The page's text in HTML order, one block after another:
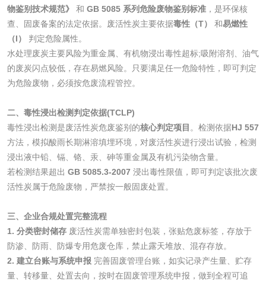
物鉴别技术规范》
和 GB 5085 系列危险废物鉴别标准 ，是环保核
查、固废备案的法定依据。废活性炭主要依据毒性（T） 和易燃性
（I）
判定危险属性。
水处理废炭主要风险为重金属、有机物浸出毒性超标;吸附溶剂、油气
的废炭闪点较低，存在易燃风险。只要满足任一危险特性，即可判定
为危险废物，必须按危废流程管控。
二、毒性浸出检测判定依据(TCLP)
毒性浸出检测是废活性炭危废鉴别的核心判定项目 。检测依据HJ 557
方法，模拟酸雨长期淋溶填埋环境，对废活性炭进行浸出试验，检测
浸出液中铅、镉、铬、汞、砷等重金属及有机污染物含量。
若检测结果超出 GB 5085.3-2007 浸出毒性限值，即可判定该批次废
活性炭属于危险废物，严禁按一般固废处置。
三、企业合规处置完整流程
1. 分类密封储存 废活性炭需单独密封包装，张贴危废标签，存放于
防渗、防雨、防爆专用危废仓库，禁止露天堆放、混存存放。
2. 建立台账与系统申报 完善固废管理台账，如实记录产生量、贮存
量、转移量、处置去向，按时在固废管理系统申报，做到全程可追
化妆品眼刺激试验 化妆品皮肤刺激试
验
化妆品急性经口毒
性试验
化妆品皮肤变态反
验
日化产品
洗衣液检测 洗涤剂检测
花露水检测
清洗剂检测 日化产品毒理检测
洗手液检测